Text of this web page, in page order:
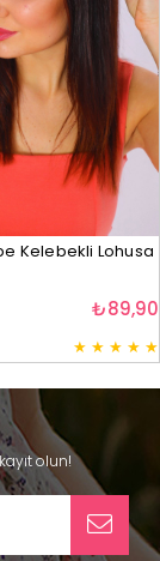
Kelebekli Lohusa
★ ★ ★ ★ ★
₺89,90
olun!